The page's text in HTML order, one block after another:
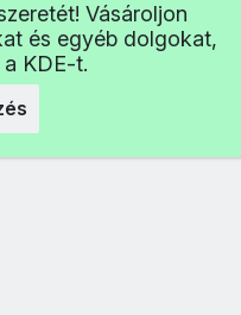
Vásároljon
és egyéb dolgokat,
KDE-t.